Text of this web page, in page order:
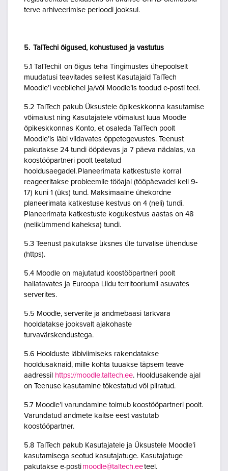
terve arhiveerimise perioodi jooksul.
5. TalTechi õigused, kohustused ja vastutus
5.1 TalTechil on õigus teha Tingimustes ühepoolselt
muudatusi teavitades sellest Kasutajaid TalTech
Moodle’i veebilehel ja/või Moodle’is toodud e-posti teel.
5.2 TalTech pakub Üksustele õpikeskkonna kasutamise
võimalust ning Kasutajatele võimalust luua Moodle
õpikeskkonnas Konto, et osaleda TalTech poolt
Moodle’is läbi viidavates õppetegevustes. Teenust
pakutakse 24 tundi ööpäevas ja 7 päeva nädalas, v.a
koostööpartneri poolt teatatud
hooldusaegadel. Planeerimata katkestuste korral
reageeritakse probleemile tööajal (tööpäevadel kell 9-
17) kuni 1 (üks) tund. Maksimaalne ühekordne
planeerimata katkestuse kestvus on 4 (neli) tundi.
Planeerimata katkestuste kogukestvus aastas on 48
(nelikümmend kaheksa) tundi.
5.3 Teenust pakutakse üksnes üle turvalise ühenduse
(https).
5.4 Moodle on majutatud koostööpartneri poolt
hallatavates ja Euroopa Liidu territooriumil asuvates
serverites.
5.5 Moodle, serverite ja andmebaasi tarkvara
hooldatakse jooksvalt ajakohaste
turvavärskendustega.
5.6 Hoolduste läbiviimiseks rakendatakse
hooldusaknaid, mille kohta tuuakse täpsem teave
aadressil https://moodle.taltech.ee. Hooldusakende ajal
on Teenuse kasutamine tõkestatud või piiratud.
5.7 Moodle’i varundamine toimub koostööpartneri poolt.
Varundatud andmete kaitse eest vastutab
koostööpartner.
5.8 TalTech pakub Kasutajatele ja Üksustele Moodle’i
kasutamisega seotud kasutajatuge. Kasutajatuge
pakutakse e-posti moodle@taltech.eeteel.